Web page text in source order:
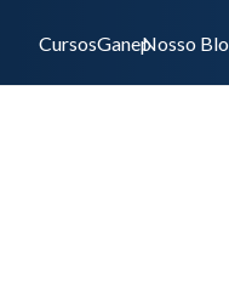
CursosGanepNosso